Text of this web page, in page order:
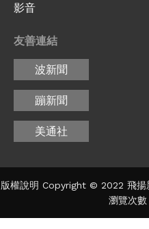
影音
友善連結
波新聞
蹦新聞
美通社
版權說明 Copyright © 2022 飛
瀏覽次數